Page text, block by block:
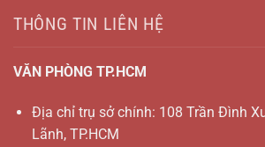
THÔNG TIN LIÊN HỆ
VĂN PHÒNG TP.HCM
Địa chỉ trụ sở chính: 108 Trần Đình
Lãnh, TP.HCM